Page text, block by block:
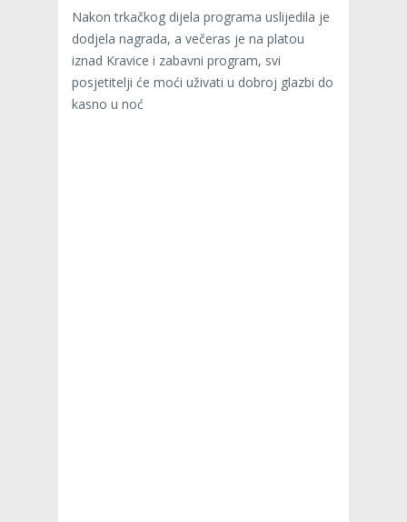
Nakon trkačkog dijela programa uslijedila je
dodjela nagrada, a večeras je na platou
iznad Kravice i zabavni program, svi
posjetitelji će moći uživati u dobroj glazbi do
kasno u noć